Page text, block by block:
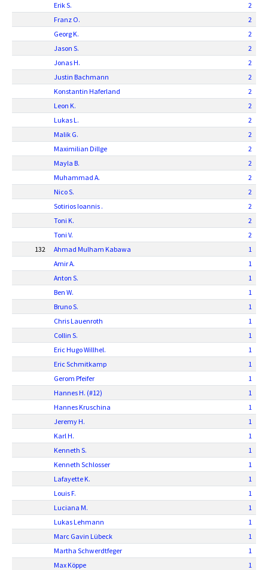
Erik S.
2
Franz O.
2
Georg K.
2
Jason S.
2
Jonas H.
2
Justin Bachmann
2
Konstantin Haferland
2
Leon K.
2
Lukas L.
2
Malik G.
2
Maximilian Dillge
2
Mayla B.
2
Muhammad A.
2
Nico S.
2
Sotirios Ioannis .
2
Toni K.
2
Toni V.
2
132
Ahmad Mulham Kabawa
1
Amir A.
1
Anton S.
1
Ben W.
1
Bruno S.
1
Chris Lauenroth
1
Collin S.
1
Eric Hugo Willhel.
1
Eric Schmitkamp
1
Gerom Pfeifer
1
Hannes H. (#12)
1
Hannes Kruschina
1
Jeremy H.
1
Karl H.
1
Kenneth S.
1
Kenneth Schlosser
1
Lafayette K.
1
Louis F.
1
Luciana M.
1
Lukas Lehmann
1
Marc Gavin Lübeck
1
Martha Schwerdtfeger
1
Max Köppe
1